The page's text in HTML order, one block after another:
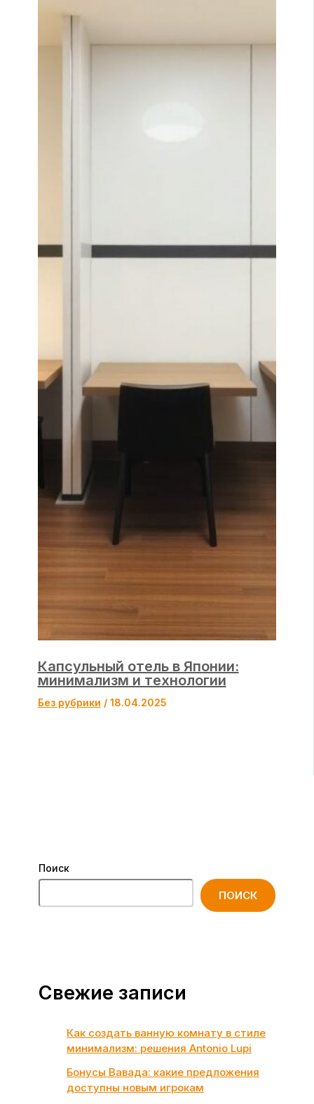
Капсульный отель в Японии:
минимализм и технологии
Без рубрики / 18.04.2025
Поиск
ПОИСК
Свежие записи
Как создать ванную комнату в стиле
минимализм: решения Antonio Lupi
Бонусы Вавада: какие предложения
доступны новым игрокам